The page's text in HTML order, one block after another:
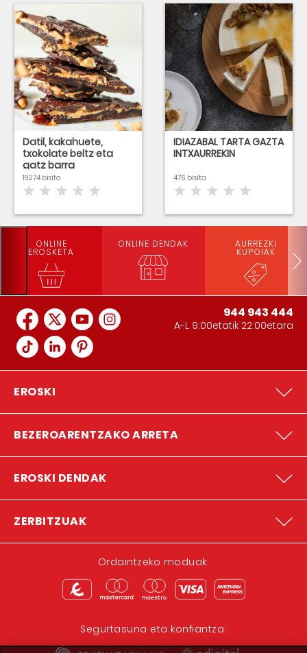
Datil, kakahuete,
txokolate beltz eta
gatz barra
19274 bisita
IDIAZABAL TARTA GAZTA
INTXAURREKIN
476 bisita
ONLINE
EROSKETA
ONLINE DENDAK AURREZKI
KUPOIAK
944 943 444
A-L 9:00etatik 22:00etara
EROSKI
BEZEROARENTZAKO ARRETA
EROSKI DENDAK
ZERBITZUAK
Ordaintzeko moduak:
Segurtasuna eta konfiantza: